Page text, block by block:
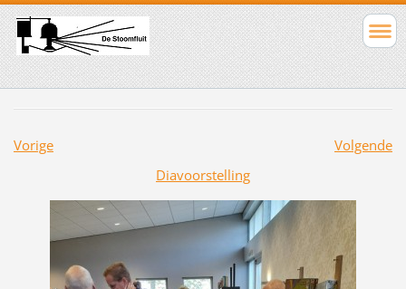
Vorige
Volgende
Diavoorstelling